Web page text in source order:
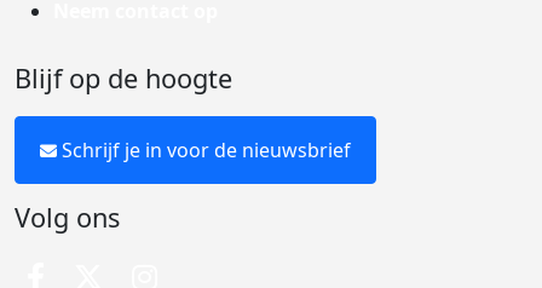
Blijf op de hoogte
Schrijf je in voor de nieuwsbrief
Volg ons